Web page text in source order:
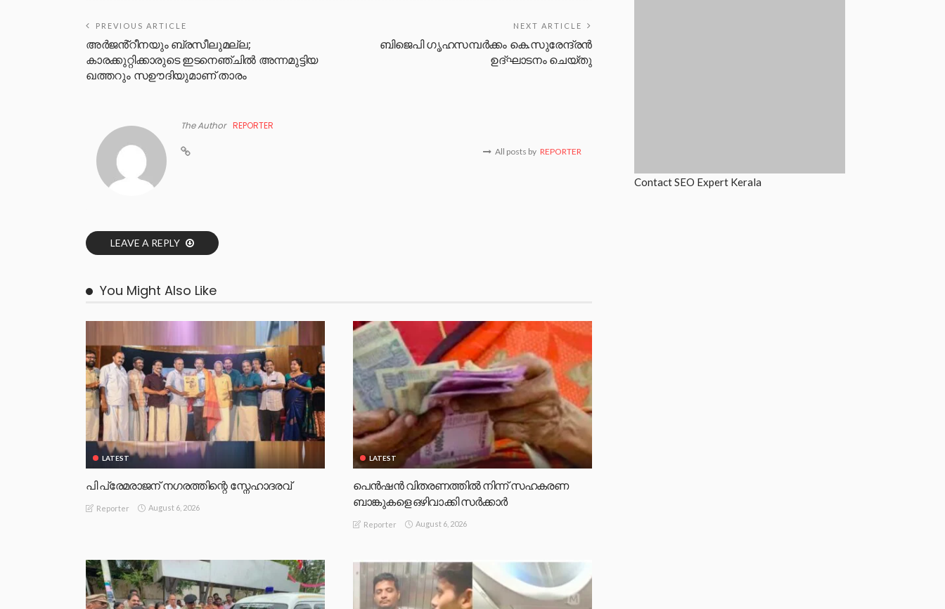
PREVIOUS ARTICLE
അർജൻ്റീനയും ബ്രസീലുമല്ല;
കാരക്കുറ്റിക്കാരുടെ ഇടനെഞ്ചിൽ അന്നമുട്ടിയ
ഖത്തറും സഊദിയുമാണ് താരം
NEXT ARTICLE
ബിജെപി ​ഗൃഹസമ്പർക്കം കെ.സുരേന്ദ്രൻ
ഉദ്ഘാടനം ചെയ്തു
The Author REPORTER
All posts by REPORTER
LEAVE A REPLY
You Might Also Like
LATEST
പി പ്രേമരാജന് നഗരത്തിന്റെ സ്നേഹാദരവ്
Reporter August 6, 2026
LATEST
പെൻഷൻ വിതരണത്തിൽ നിന്ന് സഹകരണ
ബാങ്കുകളെ ഒഴിവാക്കി സർക്കാർ
Reporter August 6, 2026
ContactSEO Expert Kerala